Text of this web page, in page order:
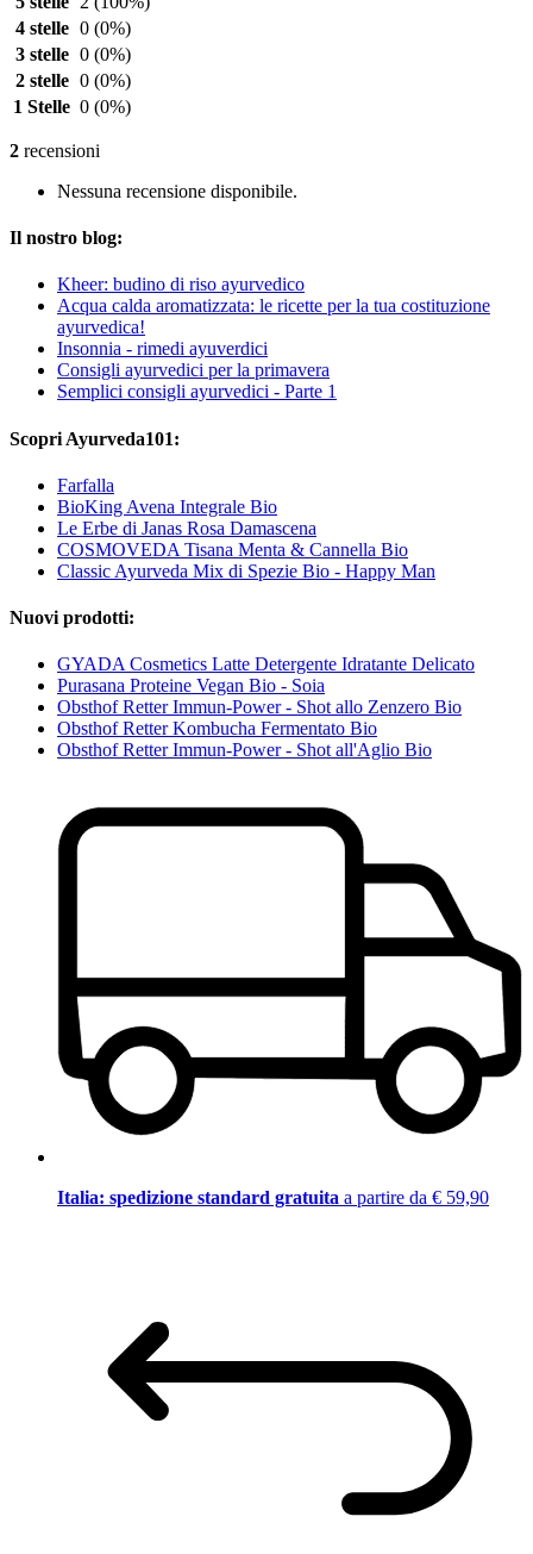
4 stelle 0 (0%)
3 stelle 0 (0%)
2 stelle 0 (0%)
1 Stelle 0 (0%)
2 recensioni
Nessuna recensione disponibile.
Il nostro blog:
Kheer: budino di riso ayurvedico
Acqua calda aromatizzata: le ricette per la tua costituzione
ayurvedica!
Insonnia - rimedi ayuverdici
Consigli ayurvedici per la primavera
Semplici consigli ayurvedici - Parte 1
Scopri Ayurveda101:
Farfalla
BioKing Avena Integrale Bio
Le Erbe di Janas Rosa Damascena
COSMOVEDA Tisana Menta & Cannella Bio
Classic Ayurveda Mix di Spezie Bio - Happy Man
Nuovi prodotti:
GYADA Cosmetics Latte Detergente Idratante Delicato
Purasana Proteine Vegan Bio - Soia
Obsthof Retter Immun-Power - Shot allo Zenzero Bio
Obsthof Retter Kombucha Fermentato Bio
Obsthof Retter Immun-Power - Shot all'Aglio Bio
Italia: spedizione standard gratuita a partire da € 59,90